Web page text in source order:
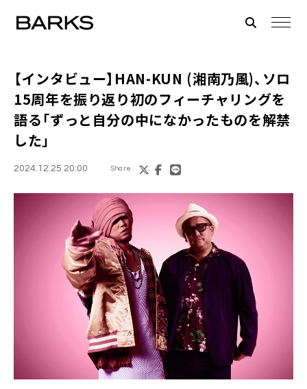
【インタビュー】HAN-KUN (湘南乃風)、ソロ
15周年を振り返り初のフィーチャリングを
語る「ずっと自分の中になかったものを解禁
した」
2024.12.25 20:00 Share